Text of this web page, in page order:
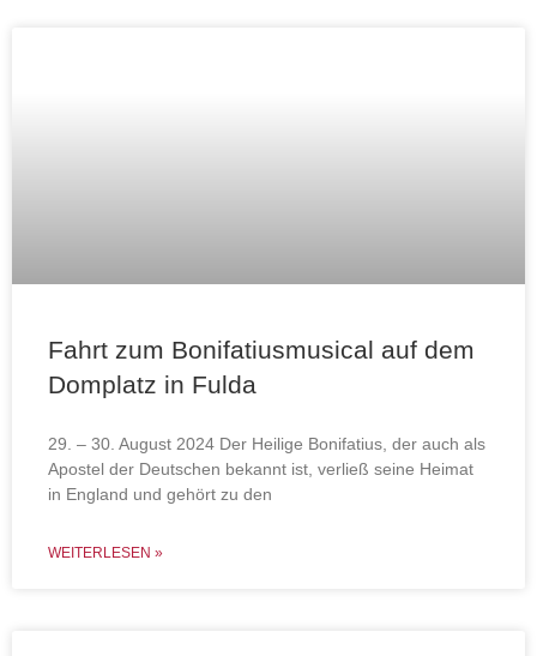
Fahrt zum Bonifatiusmusical auf dem
Domplatz in Fulda
29. – 30. August 2024 Der Heilige Bonifatius, der auch als
Apostel der Deutschen bekannt ist, verließ seine Heimat
in England und gehört zu den
WEITERLESEN »